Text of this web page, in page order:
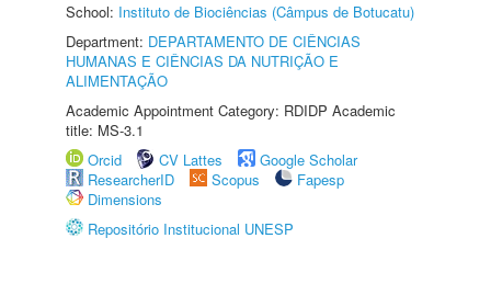
School: Instituto de Biociências (Câmpus de Botucatu)
Department: DEPARTAMENTO DE CIÊNCIAS
HUMANAS E CIÊNCIAS DA NUTRIÇÃO E
ALIMENTAÇÃO
Academic Appointment Category: RDIDP Academic
title: MS-3.1
Orcid
CV Lattes
Google Scholar
ResearcherID
Scopus
Fapesp
Dimensions
Repositório Institucional UNESP